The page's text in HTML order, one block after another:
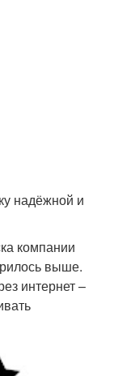
надёжной и
компании
выше.
интернет –